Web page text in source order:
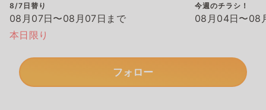
8/7日替り
08月07日〜08月07日まで
本日限り
今週のチラシ！
08月04日〜08
フォロー